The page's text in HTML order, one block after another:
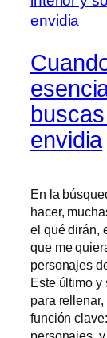
envidia
En la
hacer,
el qué dirán,
que me
personajes
Este último y
para
función